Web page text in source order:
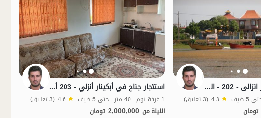
ایجار جناح فی ابکنار انزالی - 202 - الطابق الثانی
4.3 (3 تعليق)
تومان
استئجار جناح في أبكينار أنزلي - 203 أو 204 - الطابق 2
1 غرفة نوم . 40 متر . حتى 5 ضيف 4.6 (3 تعليق)
الليلة من 2,000,000 تومان